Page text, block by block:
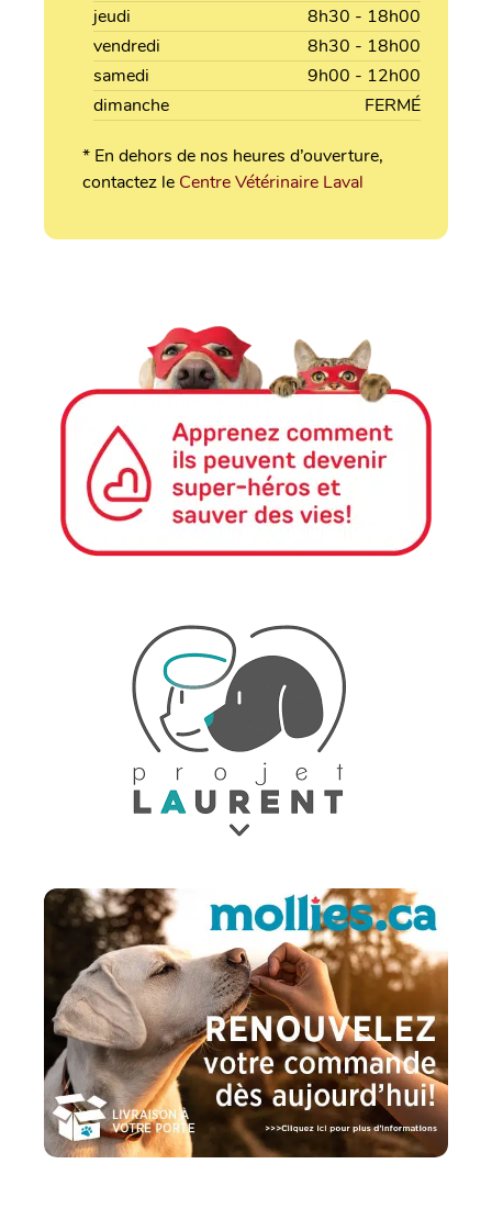
jeudi
8h30 - 18h00
vendredi
8h30 - 18h00
samedi
9h00 - 12h00
dimanche
FERMÉ
* En dehors de nos heures d’ouverture,
contactez le Centre Vétérinaire Laval